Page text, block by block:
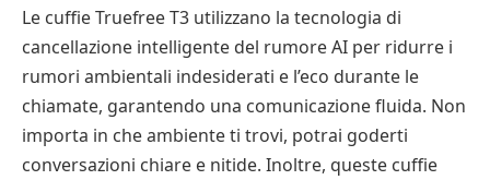
Le cuffie Truefree T3 utilizzano la tecnologia di
cancellazione intelligente del rumore AI per ridurre i
rumori ambientali indesiderati e l’eco durante le
chiamate, garantendo una comunicazione fluida. Non
importa in che ambiente ti trovi, potrai goderti
conversazioni chiare e nitide. Inoltre, queste cuffie